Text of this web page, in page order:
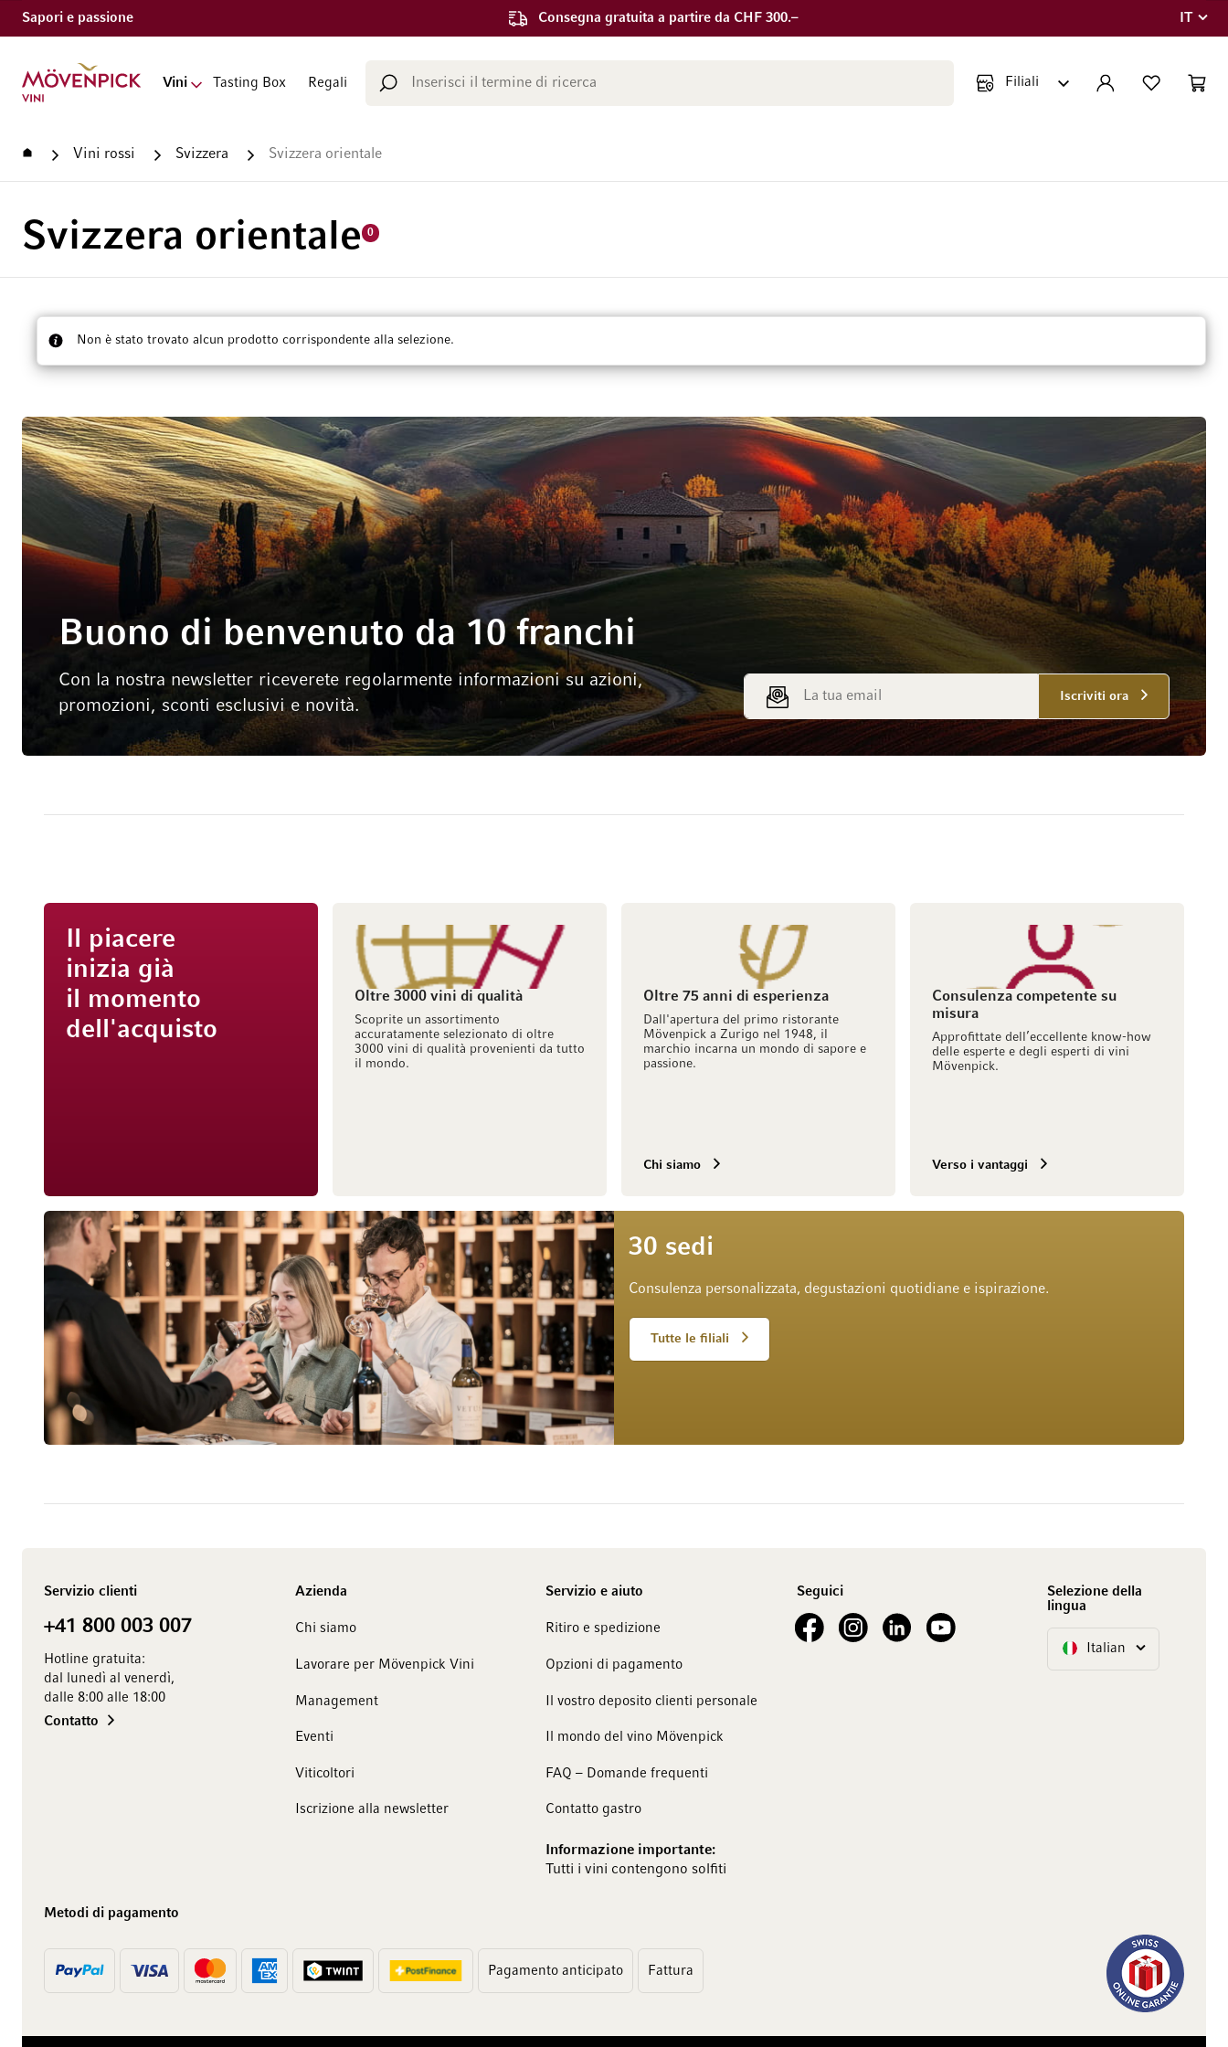
Sapori e passione Consegna gratuita a partire da CHF 300.–
Lingua
IT
Vai alla Home Page
Vini Tasting Box Regali
Cerca ACCOUNT LISTA DEI CART
Home Vini rossi Svizzera Svizzera orientale
Svizzera orientale 0
Non è stato trovato alcun prodotto corrispondente alla selezione.
Buono di benvenuto da 10 franchi
Con la nostra newsletter riceverete regolarmente informazioni su azioni,
promozioni, sconti esclusivi e novità.
Indirizzo email
Iscriviti ora
Il piacere
inizia già
il momento
dell'acquisto
Oltre 3000 vini di qualità
Scoprite un assortimento
accuratamente selezionato di oltre
3000 vini di qualità provenienti da tutto
il mondo.
Oltre 75 anni di esperienza
Dall'apertura del primo ristorante
Mövenpick a Zurigo nel 1948, il
marchio incarna un mondo di sapore e
passione.
Chi siamo
Consulenza competente su
misura
Approfittate dell’eccellente know-how
delle esperte e degli esperti di vini
Mövenpick.
Verso i vantaggi
30 sedi
Consulenza personalizzata, degustazioni quotidiane e ispirazione.
Tutte le filiali
Servizio clienti
+41 800 003 007
Hotline gratuita:
dal lunedì al venerdì,
dalle 8:00 alle 18:00
Contatto
Azienda
Chi siamo
Lavorare per Mövenpick Vini
Management
Eventi
Viticoltori
Iscrizione alla newsletter
Servizio e aiuto
Ritiro e spedizione
Opzioni di pagamento
Il vostro deposito clienti personale
Il mondo del vino Mövenpick
FAQ – Domande frequenti
Contatto gastro
Informazione importante:
Tutti i vini contengono solfiti
Seguici
See our FacebookSee our Instagram account
See our LinkedInSee our YouTube channel
Selezione della
lingua
Lingua Italian
Metodi di pagamento
Pagamento anticipato Fattura